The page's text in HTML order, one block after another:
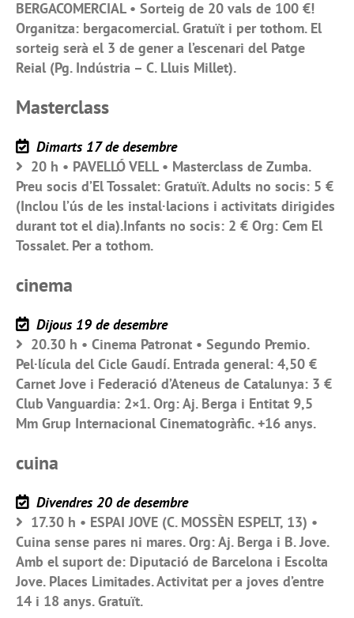
BERGACOMERCIAL • Sorteig de 20 vals de 100 €!
Organitza: bergacomercial. Gratuït i per tothom. El
sorteig serà el 3 de gener a l’escenari del Patge
Reial (Pg. Indústria – C. Lluis Millet).
Masterclass
Dimarts 17 de desembre
20 h • PAVELLÓ VELL • Masterclass de Zumba.
Preu socis d’El Tossalet: Gratuït. Adults no socis: 5 €
(Inclou l’ús de les instal·lacions i activitats dirigides
durant tot el dia).Infants no socis: 2 € Org: Cem El
Tossalet. Per a tothom.
cinema
Dijous 19 de desembre
20.30 h • Cinema Patronat • Segundo Premio.
Pel·lícula del Cicle Gaudí. Entrada general: 4,50 €
Carnet Jove i Federació d’Ateneus de Catalunya: 3 €
Club Vanguardia: 2×1. Org: Aj. Berga i Entitat 9,5
Mm Grup Internacional Cinematogràfic. +16 anys.
cuina
Divendres 20 de desembre
17.30 h • ESPAI JOVE (C. MOSSÈN ESPELT, 13) •
Cuina sense pares ni mares. Org: Aj. Berga i B. Jove.
Amb el suport de: Diputació de Barcelona i Escolta
Jove. Places Limitades. Activitat per a joves d’entre
14 i 18 anys. Gratuït.